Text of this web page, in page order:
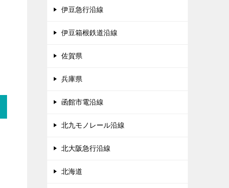
伊豆急行沿線
伊豆箱根鉄道沿線
佐賀県
兵庫県
函館市電沿線
北九モノレール沿線
北大阪急行沿線
北海道